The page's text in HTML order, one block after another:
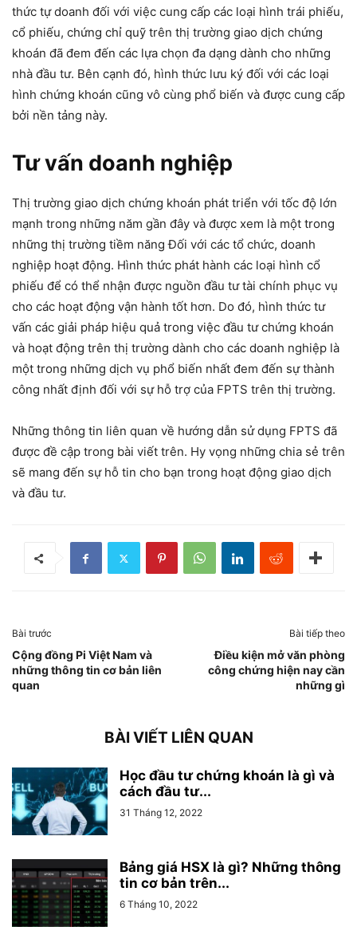
thức tự doanh đối với việc cung cấp các loại hình trái phiếu,
cổ phiếu, chứng chỉ quỹ trên thị trường giao dịch chứng
khoán đã đem đến các lựa chọn đa dạng dành cho những
nhà đầu tư. Bên cạnh đó, hình thức lưu ký đối với các loại
hình chứng khoán cũng vô cùng phổ biến và được cung cấp
bởi nền tảng này.
Tư vấn doanh nghiệp
Thị trường giao dịch chứng khoán phát triển với tốc độ lớn
mạnh trong những năm gần đây và được xem là một trong
những thị trường tiềm năng Đối với các tổ chức, doanh
nghiệp hoạt động. Hình thức phát hành các loại hình cổ
phiếu để có thể nhận được nguồn đầu tư tài chính phục vụ
cho các hoạt động vận hành tốt hơn. Do đó, hình thức tư
vấn các giải pháp hiệu quả trong việc đầu tư chứng khoán
và hoạt động trên thị trường dành cho các doanh nghiệp là
một trong những dịch vụ phổ biến nhất đem đến sự thành
công nhất định đối với sự hỗ trợ của FPTS trên thị trường.
Những thông tin liên quan về hướng dẫn sử dụng FPTS đã
được đề cập trong bài viết trên. Hy vọng những chia sẻ trên
sẽ mang đến sự hỗ tin cho bạn trong hoạt động giao dịch
và đầu tư.
Bài trước
Cộng đồng Pi Việt Nam và
những thông tin cơ bản liên
quan
Bài tiếp theo
Điều kiện mở văn phòng
công chứng hiện nay cần
những gì
BÀI VIẾT LIÊN QUAN
Học đầu tư chứng khoán là gì và
cách đầu tư...
31 Tháng 12, 2022
Bảng giá HSX là gì? Những thông
tin cơ bản trên...
6 Tháng 10, 2022